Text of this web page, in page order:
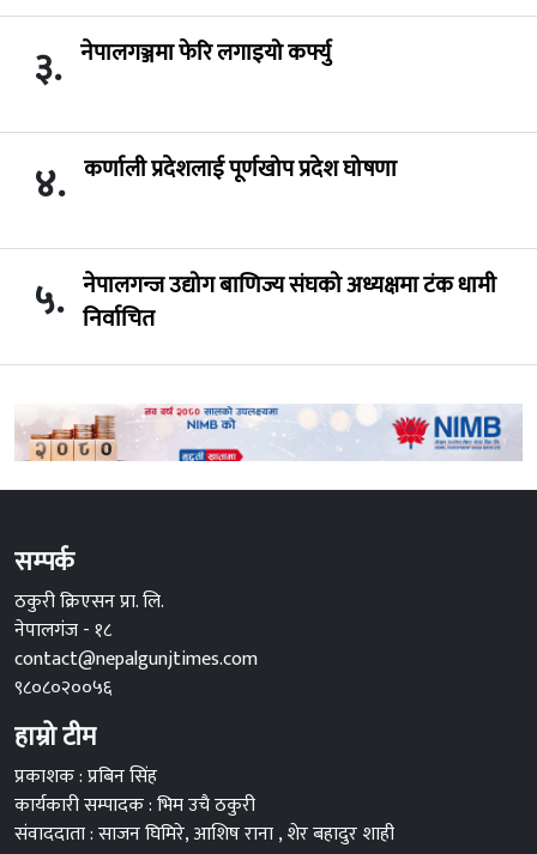
३. नेपालगञ्जमा फेरि लगाइयो कर्फ्यु
४. कर्णाली प्रदेशलाई पूर्णखोप प्रदेश घोषणा
५. नेपालगन्ज उद्योग बाणिज्य संघको अध्यक्षमा टंक धामी
निर्वाचित
सम्पर्क
ठकुरी क्रिएसन प्रा. लि.
नेपालगंज - १८
contact@nepalgunjtimes.com
९८०८०२००५६
हाम्रो टीम
प्रकाशक : प्रबिन सिंह
कार्यकारी सम्पादक : भिम उचै ठकुरी
संवाददाता : साजन घिमिरे, आशिष राना , शेर बहादुर शाही